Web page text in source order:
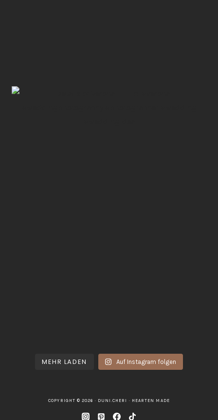
MEHR LADEN Auf Instagram folgen
COPYRIGHT © 2026 · DUNI.CHERI · HEARTEN MADE